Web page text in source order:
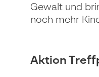
Gewalt und
noch mehr
Aktion